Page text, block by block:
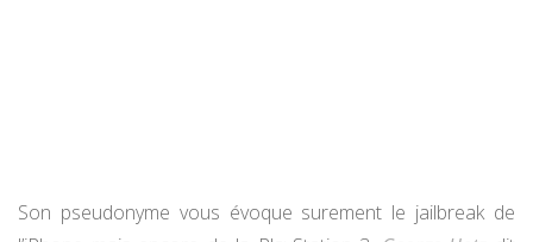
Son pseudonyme vous évoque surement le jailbreak de